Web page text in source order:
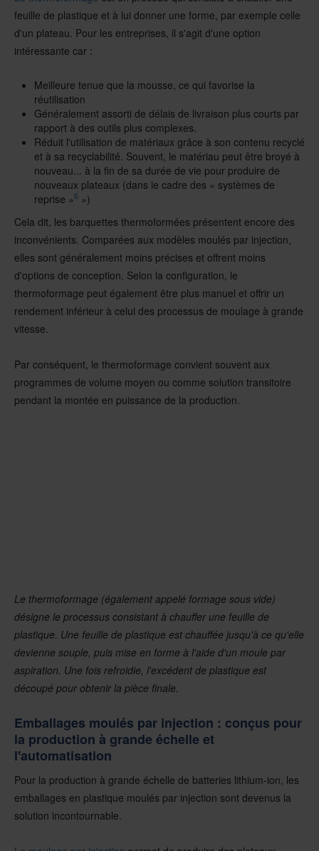
feuille de plastique et à lui donner une forme, par exemple celle
d'un plateau. Pour les entreprises, il s'agit d'une option
intéressante car :
Meilleure tenue que la mousse, ce qui favorise la
réutilisation
Généralement assorti de délais de livraison plus courts par
rapport à des outils plus complexes.
Réduit l'utilisation de matériaux grâce à son contenu recyclé
et à sa recyclabilité. Souvent, le matériau peut être broyé à
nouveau...
à la fin de sa durée de vie pour produire de
nouveaux plateaux (dans le cadre des « systèmes de
reprise »6 »)
Cela dit, les barquettes thermoformées présentent encore des
inconvénients. Comparées aux modèles moulés par injection,
elles sont généralement moins précises et offrent moins
d'options de conception. Selon la configuration, le
thermoformage peut également être plus manuel et offrir un
rendement inférieur à celui des processus de moulage à grande
vitesse.
Par conséquent, le thermoformage convient souvent aux
programmes de volume moyen ou comme solution transitoire
pendant la montée en puissance de la production.
Le thermoformage (également appelé formage sous vide)
désigne le processus consistant à chauffer une feuille de
plastique. Une feuille de plastique est chauffée jusqu'à ce qu'elle
devienne souple, puis mise en forme à l'aide d'un moule par
aspiration. Une fois refroidie, l'excédent de plastique est
découpé pour obtenir la pièce finale.
Emballages moulés par injection : conçus pour
la production à grande échelle et
l'automatisation
Pour la production à grande échelle de batteries lithium-ion, les
emballages en plastique moulés par injection sont devenus la
solution incontournable.